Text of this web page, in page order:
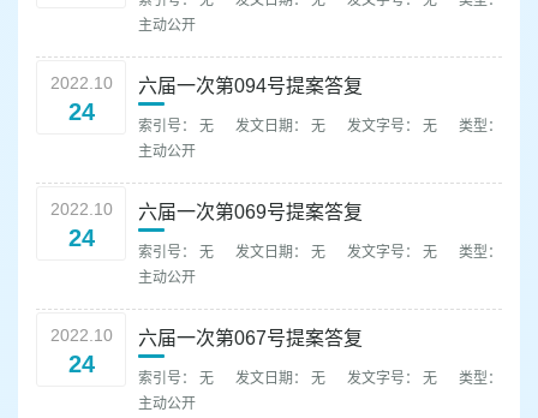
主动公开
2022.10
24
六届一次第094号提案答复
索引号： 无 发文日期： 无 发文字号： 无
类型：
主动公开
2022.10
24
六届一次第069号提案答复
索引号： 无 发文日期： 无 发文字号： 无
类型：
主动公开
2022.10
24
六届一次第067号提案答复
索引号： 无 发文日期： 无 发文字号： 无
类型：
主动公开